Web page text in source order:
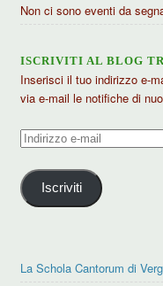
Non ci sono eventi da
ISCRIVITI AL BLOG
Inserisci il tuo indirizzo e-
via e-mail le notifiche di
Indirizzo
mail
Iscriviti
La Schola Cantorum di